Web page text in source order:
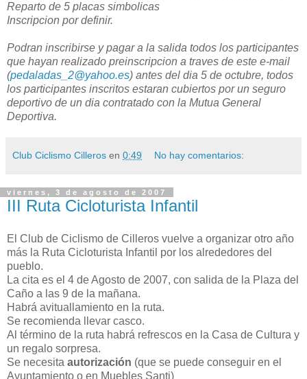
Reparto de 5 placas simbolicas
Inscripcion por definir.
Podran inscribirse y pagar a la salida todos los participantes
que hayan realizado preinscripcion a traves de este e-mail
(pedaladas_2@yahoo.es) antes del dia 5 de octubre, todos
los participantes inscritos estaran cubiertos por un seguro
deportivo de un dia contratado con la Mutua General
Deportiva.
Club Ciclismo Cilleros en 0:49 No hay comentarios:
viernes, 3 de agosto de 2007
III Ruta Cicloturista Infantil
El Club de Ciclismo de Cilleros vuelve a organizar otro año
más la Ruta Cicloturista Infantil por los alrededores del
pueblo.
La cita es el 4 de Agosto de 2007, con salida de la Plaza del
Caño a las 9 de la mañana.
Habrá avituallamiento en la ruta.
Se recomienda llevar casco.
Al término de la ruta habrá refrescos en la Casa de Cultura y
un regalo sorpresa.
Se necesita autorización (que se puede conseguir en el
Ayuntamiento o en Muebles Santi)